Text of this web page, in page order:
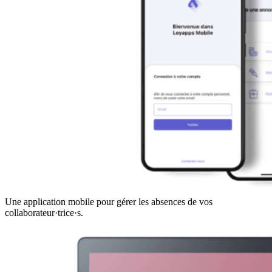
Une application mobile pour gérer les absences de vos
collaborateur·trice·s.